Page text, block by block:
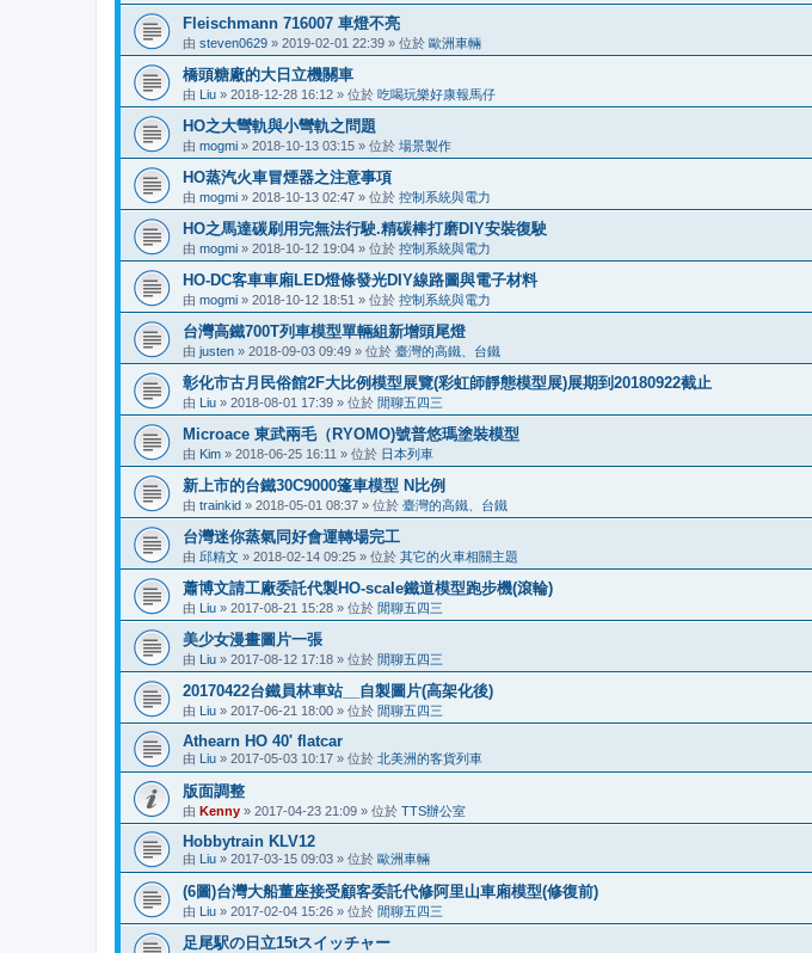
Fleischmann 716007 車燈不亮
由 steven0629 » 2019-02-01 22:39 » 位於 歐洲車輛
橋頭糖廠的大日立機關車
由 Liu » 2018-12-28 16:12 » 位於 吃喝玩樂好康報馬仔
HO之大彎軌與小彎軌之問題
由 mogmi » 2018-10-13 03:15 » 位於 場景製作
HO蒸汽火車冒煙器之注意事項
由 mogmi » 2018-10-13 02:47 » 位於 控制系統與電力
HO之馬達碳刷用完無法行駛.精碳棒打磨DIY安裝復駛
由 mogmi » 2018-10-12 19:04 » 位於 控制系統與電力
HO-DC客車車廂LED燈條發光DIY線路圖與電子材料
由 mogmi » 2018-10-12 18:51 » 位於 控制系統與電力
台灣高鐵700T列車模型單輛組新增頭尾燈
由 justen » 2018-09-03 09:49 » 位於 臺灣的高鐵、台鐵
彰化市古月民俗館2F大比例模型展覽(彩虹師靜態模型展)展期到20180922截止
由 Liu » 2018-08-01 17:39 » 位於 閒聊五四三
Microace 東武兩毛（RYOMO)號普悠瑪塗裝模型
由 Kim » 2018-06-25 16:11 » 位於 日本列車
新上市的台鐵30C9000篷車模型 N比例
由 trainkid » 2018-05-01 08:37 » 位於 臺灣的高鐵、台鐵
台灣迷你蒸氣同好會運轉場完工
由 邱精文 » 2018-02-14 09:25 » 位於 其它的火車相關主題
蕭博文請工廠委託代製HO-scale鐵道模型跑步機(滾輪)
由 Liu » 2017-08-21 15:28 » 位於 閒聊五四三
美少女漫畫圖片一張
由 Liu » 2017-08-12 17:18 » 位於 閒聊五四三
20170422台鐵員林車站__自製圖片(高架化後)
由 Liu » 2017-06-21 18:00 » 位於 閒聊五四三
Athearn HO 40' flatcar
由 Liu » 2017-05-03 10:17 » 位於 北美洲的客貨列車
版面調整
由 Kenny » 2017-04-23 21:09 » 位於 TTS辦公室
Hobbytrain KLV12
由 Liu » 2017-03-15 09:03 » 位於 歐洲車輛
(6圖)台灣大船董座接受顧客委託代修阿里山車廂模型(修復前)
由 Liu » 2017-02-04 15:26 » 位於 閒聊五四三
足尾駅の日立15tスイッチャー